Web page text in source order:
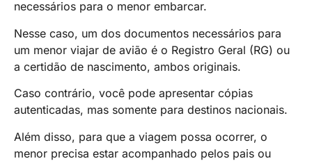
necessários para o menor embarcar.
Nesse caso, um dos documentos necessários para
um menor viajar de avião é o Registro Geral (RG) ou
a certidão de nascimento, ambos originais.
Caso contrário, você pode apresentar cópias
autenticadas, mas somente para destinos nacionais.
Além disso, para que a viagem possa ocorrer, o
menor precisa estar acompanhado pelos pais ou